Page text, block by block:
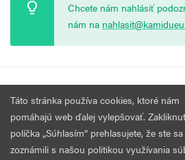
Chcete nám nahlásiť
nám na
Všetky práva vyhradené.
Táto stránka používa cookies, ktoré nám
pomáhajú web ďalej vylepšovať.
políčka „Súhlasím“ prehlasujete, že ste sa
zoznámili s našou politikou využívania